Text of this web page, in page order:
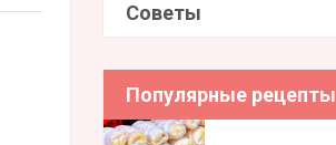
Советы
Популярные рецепты